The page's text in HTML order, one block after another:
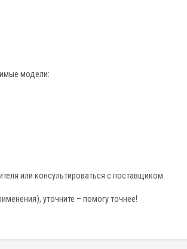
модели:
или консультироваться с поставщиком.
уточните – помогу точнее!